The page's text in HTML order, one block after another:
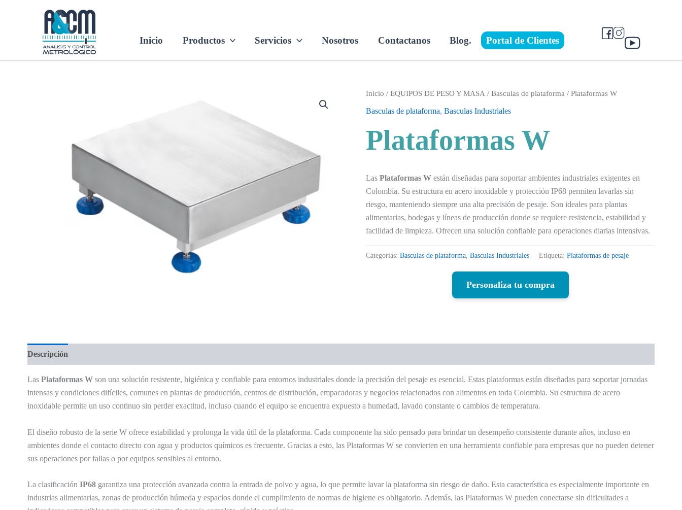
Inicio Productos Servicios Nosotros Contactanos Blog. Portal de Clientes
Inicio /EQUIPOS DE PESO Y MASA /Basculas de plataforma / Plataformas W
Basculas de plataforma,Basculas Industriales
Plataformas W
LasPlataformas W están diseñadas para soportar ambientes industriales exigentes en
Colombia. Su estructura en acero inoxidable y protección IP68 permiten lavarlas sin
riesgo, manteniendo siempre una alta precisión de pesaje. Son ideales para plantas
alimentarias, bodegas y líneas de producción donde se requiere resistencia, estabilidad y
facilidad de limpieza. Ofrecen una solución confiable para operaciones diarias intensivas.
Categorías:Basculas de plataforma ,Basculas Industriales Etiqueta:Plataformas de pesaje
Personaliza tu compra
Descripción
Las Plataformas Wson una solución resistente, higiénica y confiable para entornos industriales donde la precisión del pesaje es esencial. Estas plataformas están diseñadas para soportar jornadas
intensas y condiciones difíciles, comunes en plantas de producción, centros de distribución, empacadoras y negocios relacionados con alimentos en toda Colombia. Su estructura de acero
inoxidable permite un uso continuo sin perder exactitud, incluso cuando el equipo se encuentra expuesto a humedad, lavado constante o cambios de temperatura.
El diseño robusto de la serie W ofrece estabilidad y prolonga la vida útil de la plataforma. Cada componente ha sido pensado para brindar un desempeño consistente durante años, incluso en
ambientes donde el contacto directo con agua y productos químicos es frecuente. Gracias a esto, las Plataformas W se convierten en una herramienta confiable para empresas que no pueden detener
sus operaciones por fallas o por equipos sensibles al entorno.
La clasificación IP68garantiza una protección avanzada contra la entrada de polvo y agua, lo que permite lavar la plataforma sin riesgo de daño. Esta característica es especialmente importante en
industrias alimentarias, zonas de producción húmeda y espacios donde el cumplimiento de normas de higiene es obligatorio. Además, las Plataformas W pueden conectarse sin dificultades a